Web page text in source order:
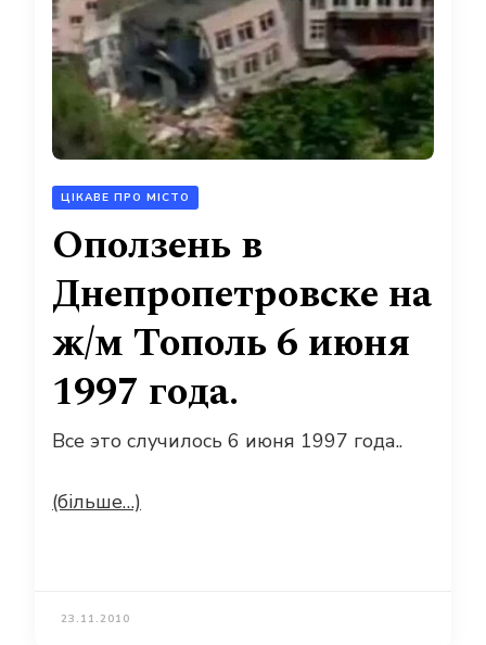
ЦІКАВЕ ПРО МІСТО
Оползень в
Днепропетровске на
ж/м Тополь 6 июня
1997 года.
Все это случилось 6 июня 1997 года..
(більше…)
23.11.2010